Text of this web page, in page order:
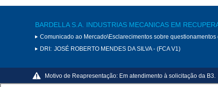
BARDELLA S.A. INDUSTRIAS MECANICAS EM
Comunicado ao Mercado\Esclarecimentos sobre questionamentos
DRI: JOSÉ ROBERTO MENDES DA SILVA - (FCA V1)
Motivo de Reapresentação: Em atendimento à solicitação da B3.